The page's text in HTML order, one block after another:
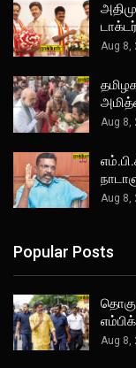
Aug 8,
Aug 8,
Aug 8,
Popular Posts
Aug 8,